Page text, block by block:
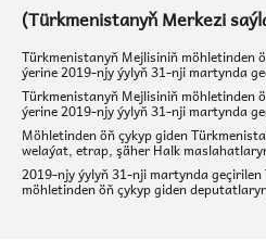
(Türkmenistanyň Merkezi
Türkmenistanyň Mejlisiniň möhletinden öň çykyp giden deputatlarynyň
ýerine 2019-njy ýylyň 31-nji martynda geçiriljek saýlawlar boýunça
dalaşgärleriň terjimehallary
Türkmenistanyň Mejlisiniň möhletinden
ýerine 2019-njy ýylyň 31-nji martynda
alnan dalaşgärleriň sanawy
Möhletinden öň çykyp giden
welaýat, etrap, şäher Halk
ýerine geçirilen saýlawlar: jemler, sanlar
2019-njy ýylyň 31-nji martynda
möhletinden öň çykyp giden